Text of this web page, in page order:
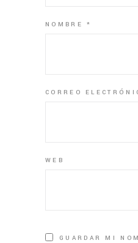
NOMBRE*
CORREO
WEB
GUARDAR MI